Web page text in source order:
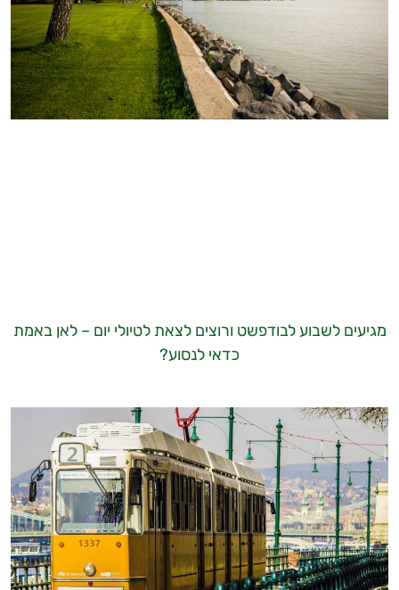
מגיעים לשבוע לבודפשט ורוצים לצאת לטיולי יום – לאן באמת
כדאי לנסוע?